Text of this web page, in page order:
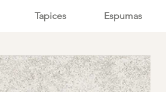
Tapices Espumas